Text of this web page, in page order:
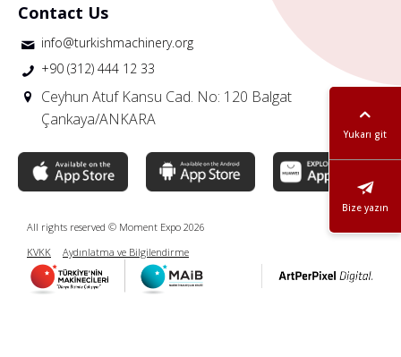
Yukarı git
Bize yazın
Contact Us
info@turkishmachinery.org
+90 (312) 444 12 33
Ceyhun Atuf Kansu Cad. No: 120 Balgat
Çankaya/ANKARA
All rights reserved © Moment Expo 2026
KVKK
Aydınlatma ve Bilgilendirme